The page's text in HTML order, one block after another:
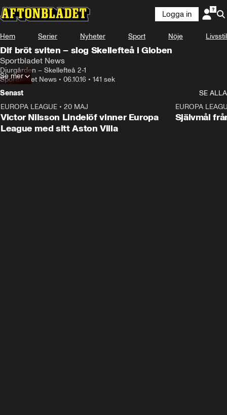
Logga in
Hem Serier Nyheter Sport Nöje Livsstil
Dif bröt sviten – slog Skellefteå i Globen
Sportbladet News
Djurgården – Skellefteå 2-1
Sportbladet News • 06.10.16 • 141 sek
Se mer
Senast
SE ALLA
EUROPA LEAGUE • 20 MAJ
Victor Nilsson Lindelöf vinner Europa
League med sitt Aston Villa
EUROPA
Självmål